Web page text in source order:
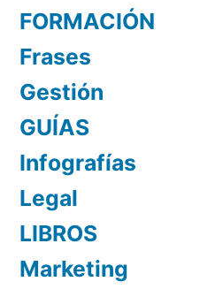
FORMACIÓN
Frases
Gestión
GUÍAS
Infografías
Legal
LIBROS
Marketing